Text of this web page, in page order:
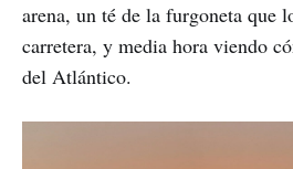
arena, un té de la furgoneta que
carretera, y media hora viendo
del Atlántico.